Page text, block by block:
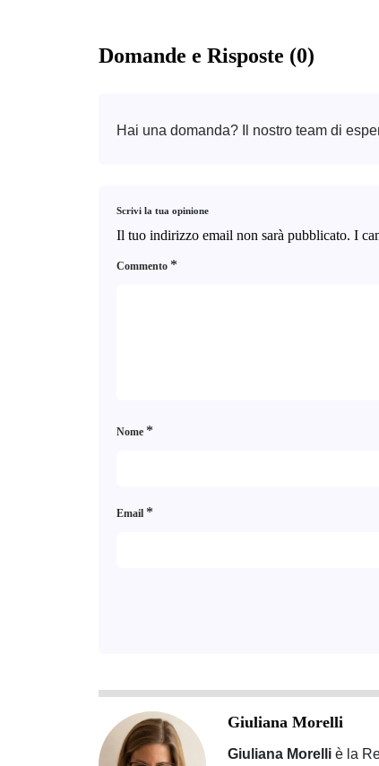
Domande e Risposte (0)
Hai una domanda? Il nostro team di
Scrivi la tua opinione
Il tuo indirizzo email non sarà pubblicato. I
Commento *
Nome *
Email *
Giuliana Morelli
Giuliana Morelliè la